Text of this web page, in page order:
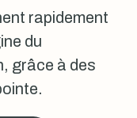
rapidement
du
grâce à des